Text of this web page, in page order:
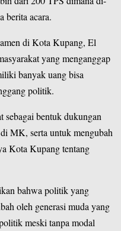
berita acara.
di Kota Kupang, El
yang menganggap
banyak uang bisa
politik.
sebagai bentuk dukungan
MK, serta untuk mengubah
Kota Kupang tentang
bahwa politik yang
oleh generasi muda yang
meski tanpa modal